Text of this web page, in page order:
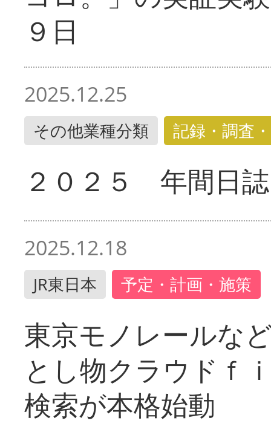
９日
2025.12.25
その他業種分類 記録・調査
２０２５ 年間日誌
2025.12.18
JR東日本 予定・計画・施策
東京モノレールな
とし物クラウドｆ
検索が本格始動